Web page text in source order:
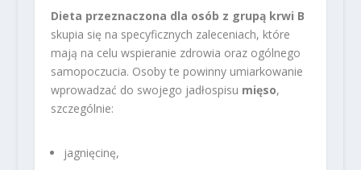
Dieta przeznaczona dla osób z grupą krwi B
skupia się na specyficznych zaleceniach, które
mają na celu wspieranie zdrowia oraz ogólnego
samopoczucia. Osoby te powinny umiarkowanie
wprowadzać do swojego jadłospisu mięso,
szczególnie:
jagnięcinę,